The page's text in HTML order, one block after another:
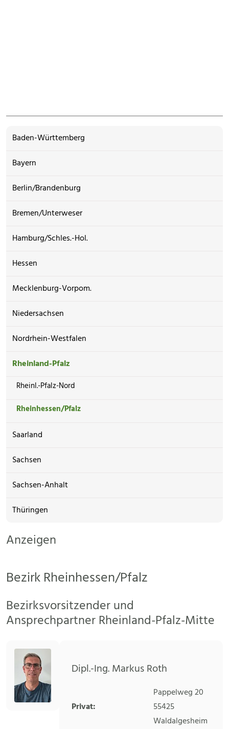
Baden-Württemberg
Bayern
Berlin/Brandenburg
Bremen/Unterweser
Hamburg/Schles.-Hol.
Hessen
Mecklenburg-Vorpom.
Niedersachsen
Nordrhein-Westfalen
Rheinland-Pfalz
Rheinl.-Pfalz-Nord
Rheinhessen/Pfalz
Saarland
Sachsen
Sachsen-Anhalt
Thüringen
Anzeigen
Bezirk Rheinhessen/Pfalz
Bezirksvorsitzender und
Ansprechpartner Rheinland-Pfalz-Mitte
Dipl.-Ing. Markus Roth
Privat:
Pappelweg 20
55425
Waldalgesheim